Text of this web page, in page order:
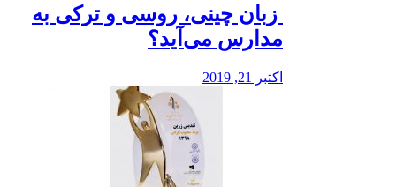
️ زبان چینی، روسی و ترکی به
مدارس می‌آید؟
اکتبر 21, 2019